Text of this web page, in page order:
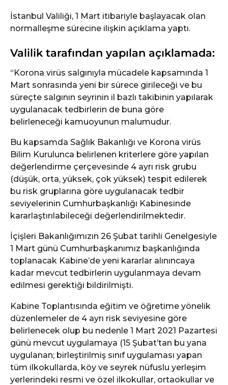
İstanbul Valiliği, 1 Mart itibariyle başlayacak olan
normalleşme sürecine ilişkin açıklama yaptı.
Valilik tarafından yapılan açıklamada:
“Korona virüs salgınıyla mücadele kapsamında 1
Mart sonrasında yeni bir sürece girileceği ve bu
süreçte salgının seyrinin il bazlı takibinin yapılarak
uygulanacak tedbirlerin de buna göre
belirleneceği kamuoyunun malumudur.
Bu kapsamda Sağlık Bakanlığı ve Korona virüs
Bilim Kurulunca belirlenen kriterlere göre yapılan
değerlendirme çerçevesinde 4 ayrı risk grubu
(düşük, orta, yüksek, çok yüksek) tespit edilerek
bu risk gruplarına göre uygulanacak tedbir
seviyelerinin Cumhurbaşkanlığı Kabinesinde
kararlaştırılabileceği değerlendirilmektedir.
İçişleri Bakanlığımızın 26 Şubat tarihli Genelgesiyle
1 Mart günü Cumhurbaşkanımız başkanlığında
toplanacak Kabine’de yeni kararlar alınıncaya
kadar mevcut tedbirlerin uygulanmaya devam
edilmesi gerektiği bildirilmişti.
Kabine Toplantısında eğitim ve öğretime yönelik
düzenlemeler de 4 ayrı risk seviyesine göre
belirlenecek olup bu nedenle 1 Mart 2021 Pazartesi
günü mevcut uygulamaya (15 Şubat’tan bu yana
uygulanan; birleştirilmiş sınıf uygulaması yapan
tüm ilkokullarda, köy ve seyrek nüfuslu yerleşim
yerlerindeki resmi ve özel ilkokullar, ortaokullar ve